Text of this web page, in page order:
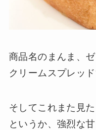
商品名のまんま、
クリームスプレッド
そしてこれまた見
というか、強烈な